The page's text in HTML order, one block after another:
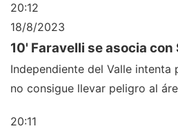
20:12
18/8/2023
10' Faravelli se asocia con
Independiente del Valle intenta
no consigue llevar peligro al
20:11